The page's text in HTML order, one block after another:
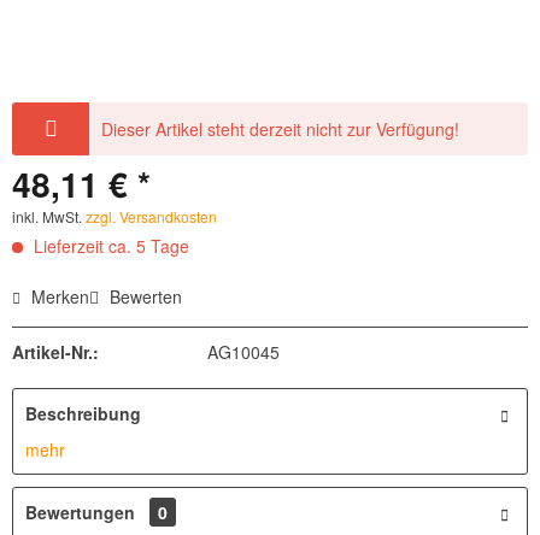
Dieser Artikel steht derzeit nicht zur Verfügung!
48,11 € *
inkl. MwSt. zzgl. Versandkosten
Lieferzeit ca. 5 Tage
Merken Bewerten
Artikel-Nr.: AG10045
Beschreibung
mehr
Bewertungen
0